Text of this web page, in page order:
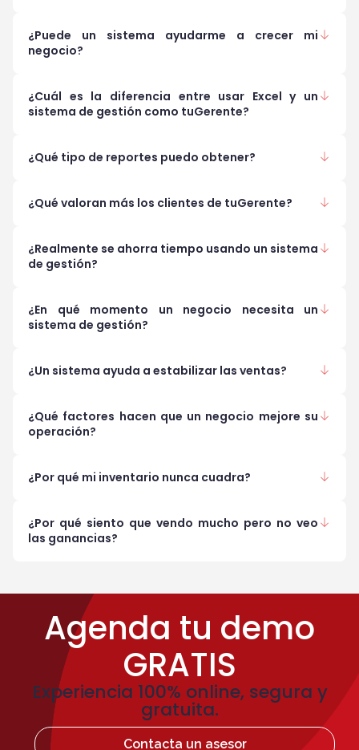
¿Puede un sistema ayudarme a crecer mi
negocio?
¿Cuál es la diferencia entre usar Excel y un
sistema de gestión como tuGerente?
¿Qué tipo de reportes puedo obtener?
¿Qué valoran más los clientes de tuGerente?
¿Realmente se ahorra tiempo usando un sistema
de gestión?
¿En qué momento un negocio necesita un
sistema de gestión?
¿Un sistema ayuda a estabilizar las ventas?
¿Qué factores hacen que un negocio mejore su
operación?
¿Por qué mi inventario nunca cuadra?
¿Por qué siento que vendo mucho pero no veo
las ganancias?
Agenda tu demo
GRATIS
Experiencia 100% online, segura y
gratuita.
Contacta un asesor